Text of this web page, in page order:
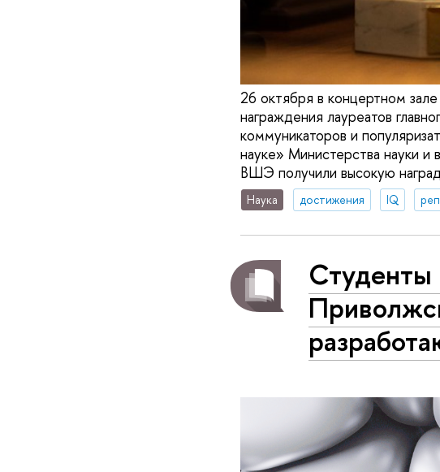
26 октября в концертном
награждения лауреатов
коммуникаторов и
науке» Министерства науки
ВШЭ получили высокую
Наука достижения IQ